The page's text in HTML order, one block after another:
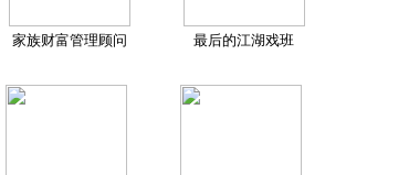
家族财富管理顾问 最后的江湖戏班